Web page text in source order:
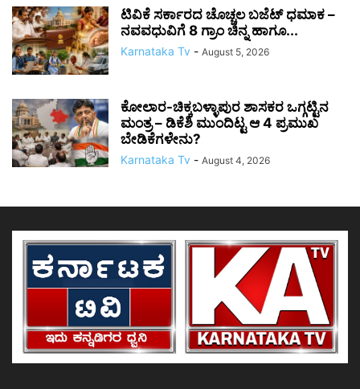
ಟಿವಿಕೆ ಸರ್ಕಾರದ ಚೊಚ್ಚಲ ಬಜೆಟ್ ಧಮಾಕ –
ನವವಧುವಿಗೆ 8 ಗ್ರಾಂ ಚಿನ್ನ ಹಾಗೂ...
Karnataka Tv - August 5, 2026
ಕೋಲಾರ-ಚಿಕ್ಕಬಳ್ಳಾಪುರ ಶಾಸಕರ ಒಗ್ಗಟ್ಟಿನ
ಮಂತ್ರ – ಡಿಕೆಶಿ ಮುಂದಿಟ್ಟ ಆ 4 ಪ್ರಮುಖ
ಬೇಡಿಕೆಗಳೇನು?
Karnataka Tv - August 4, 2026